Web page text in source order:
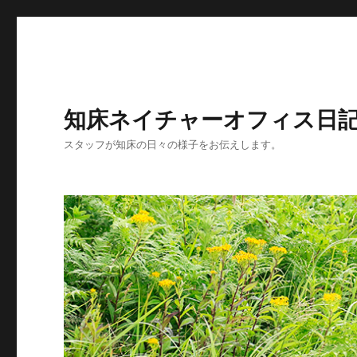
知床ネイチャーオフィス日
スタッフが知床の日々の様子をお伝えします。